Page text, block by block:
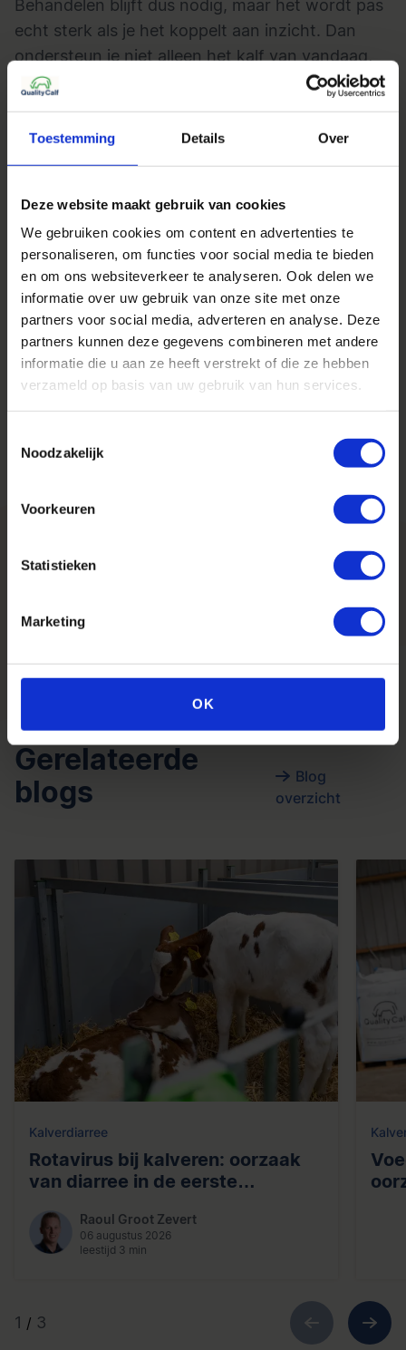
Toestemming Details Over
Deze website maakt gebruik van cookies
We gebruiken cookies om content en advertenties te
personaliseren, om functies voor social media te bieden
en om ons websiteverkeer te analyseren. Ook delen we
informatie over uw gebruik van onze site met onze
partners voor social media, adverteren en analyse. Deze
partners kunnen deze gegevens combineren met andere
informatie die u aan ze heeft verstrekt of die ze hebben
verzameld op basis van uw gebruik van hun services.
Noodzakelijk
Voorkeuren
Statistieken
Marketing
OK
Behandelen blijft dus nodig, maar het wordt pas
echt sterk als je het koppelt aan inzicht. Dan
ondersteun je niet alleen het kalf van vandaag,
maar voorkom je ook dat je morgen opnieuw
Meer weten over hoe je
kalverdiarree kunt behaldelen?
Lees ook onze blog overkalverdiarree
complete beeld te krijgen van oorzaken,
behandeling en preventie.
Even samen kijken?
Wil je niet alleen behandelen, maar ook
voorkomen dat diarree blijft terugkomen? Dan is
het goed om daar eens samen naar te kijken.
Vaak zit de winst in wat er vóór dit moment
Wil je meer weten over Quality
Gerelateerde
blogs
Blog
overzicht
Kalverdiarree
Rotavirus bij kalveren: oorzaak
van diarree in de eerste
Raoul Groot Zevert
06 augustus 2026
leestijd 3 min
1 / 3